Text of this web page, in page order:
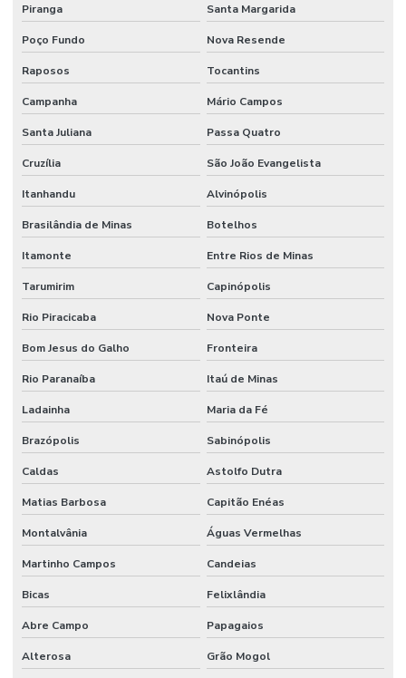
Piranga Santa Margarida
Poço Fundo Nova Resende
Raposos Tocantins
Campanha Mário Campos
Santa Juliana Passa Quatro
Cruzília São João Evangelista
Itanhandu Alvinópolis
Brasilândia de Minas Botelhos
Itamonte Entre Rios de Minas
Tarumirim Capinópolis
Rio Piracicaba Nova Ponte
Bom Jesus do Galho Fronteira
Rio Paranaíba Itaú de Minas
Ladainha Maria da Fé
Brazópolis Sabinópolis
Caldas Astolfo Dutra
Matias Barbosa Capitão Enéas
Montalvânia Águas Vermelhas
Martinho Campos Candeias
Bicas Felixlândia
Abre Campo Papagaios
Alterosa Grão Mogol